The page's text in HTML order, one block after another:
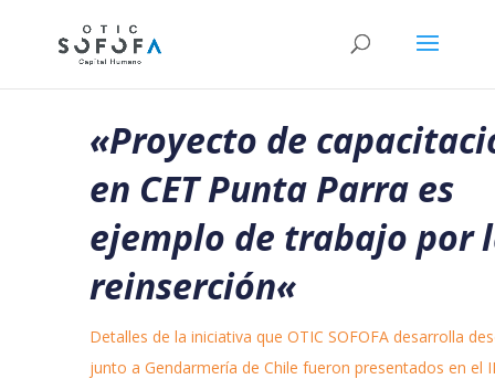
«Proyecto de
en CET Punta Parra es
ejemplo de trabajo por
reinserción«
Detalles de la iniciativa que OTIC SOFOFA desarrolla
junto a Gendarmería de Chile fueron presentados en el